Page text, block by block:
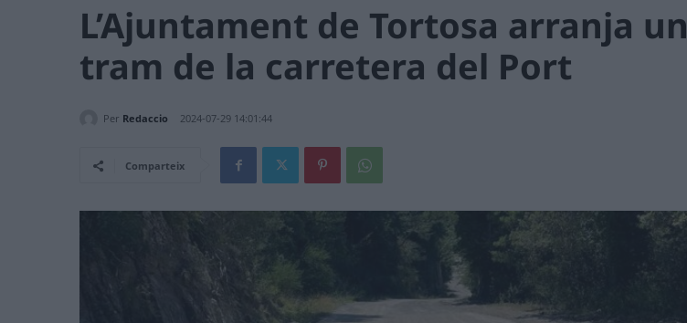
L’Ajuntament de Tortosa arranja un
tram de la carretera del Port
Per Redaccio 2024-07-29 14:01:44
Comparteix